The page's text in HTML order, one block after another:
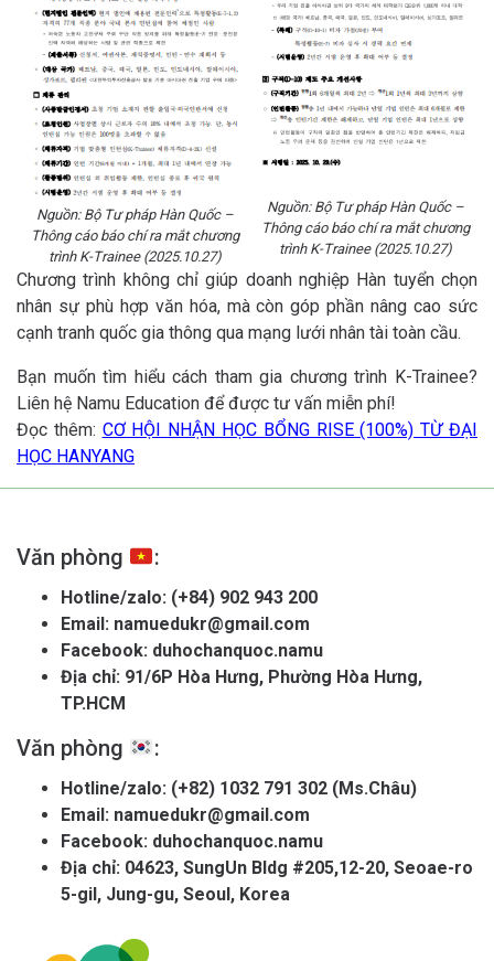
Nguồn: Bộ Tư pháp Hàn Quốc –
Thông cáo báo chí ra mắt chương
trình K-Trainee (2025.10.27)
Nguồn: Bộ Tư pháp Hàn Quốc –
Thông cáo báo chí ra mắt chương
trình K-Trainee (2025.10.27)
Chương trình không chỉ giúp doanh nghiệp Hàn tuyển chọn
nhân sự phù hợp văn hóa, mà còn góp phần nâng cao sức
cạnh tranh quốc gia thông qua mạng lưới nhân tài toàn cầu.
Bạn muốn tìm hiểu cách tham gia chương trình K-Trainee?
Liên hệ Namu Education để được tư vấn miễn phí!
Đọc thêm: CƠ HỘI NHẬN HỌC BỔNG RISE (100%) TỪ ĐẠI
HỌC HANYANG
Văn phòng :
Hotline/zalo: (+84) 902 943 200
Email: namuedukr@gmail.com
Facebook: duhochanquoc.namu
Địa chỉ: 91/6P Hòa Hưng, Phường Hòa Hưng,
TP.HCM
Văn phòng :
Hotline/zalo: (+82) 1032 791 302 (Ms.Châu)
Email: namuedukr@gmail.com
Facebook: duhochanquoc.namu
Địa chỉ: 04623, SungUn Bldg #205,12-20, Seoae-ro
5-gil, Jung-gu, Seoul, Korea